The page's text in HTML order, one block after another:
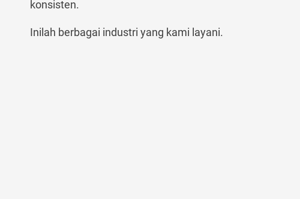
konsisten.
Inilah berbagai industri yang kami layani.